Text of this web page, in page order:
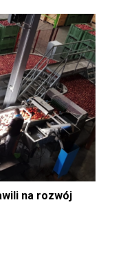
na rozwój